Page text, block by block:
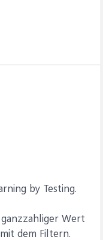
by Testing.
Wert
dem Filtern.